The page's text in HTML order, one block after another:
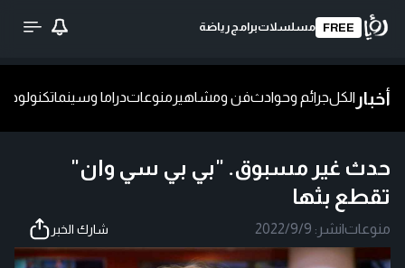
FREE مسلسلاتبرامج رياضة
أخبار الكلجرائم وحوادثفن ومشاهير منوعاتدراما وسينماتكنولوجيا
حدث غير مسبوق. "بي بي سي وان"
تقطع بثها
منوعات|نشر: 2022/9/9 شارك الخبر